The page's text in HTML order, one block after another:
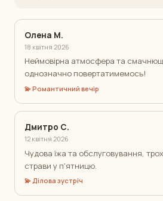
Олена М.
18 квітня 2026
Неймовірна атмосфера та
однозначно повертатимемось!
💫 Романтичний вечір
Дмитро С.
12 квітня 2026
Чудова їжа та обслуговування,
страви у п'ятницю.
💫 Ділова зустріч